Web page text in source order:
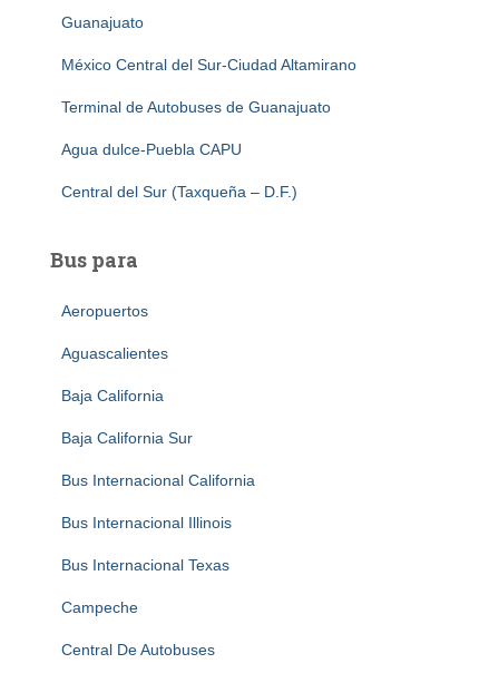
Guanajuato
México Central del Sur-Ciudad Altamirano
Terminal de Autobuses de Guanajuato
Agua dulce-Puebla CAPU
Central del Sur (Taxqueña – D.F.)
Bus para
Aeropuertos
Aguascalientes
Baja California
Baja California Sur
Bus Internacional California
Bus Internacional Illinois
Bus Internacional Texas
Campeche
Central De Autobuses